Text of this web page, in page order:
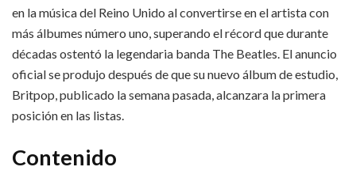
en la música del Reino Unido al convertirse en el artista con
más álbumes número uno, superando el récord que durante
décadas ostentó la legendaria banda The Beatles. El anuncio
oficial se produjo después de que su nuevo álbum de estudio,
Britpop, publicado la semana pasada, alcanzara la primera
posición en las listas.
Contenido